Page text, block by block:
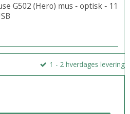
G502 (Hero) mus - optisk - 11
1 - 2 hverdages levering